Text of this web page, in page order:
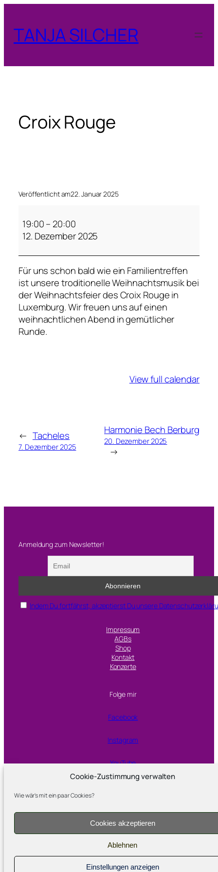
Cookie-Zustimmung verwalten
Wie wär's mit ein paar Cookies?
Cookies akzeptieren
Ablehnen
Einstellungen anzeigen
springen
TANJA SILCHER
Croix Rouge
Veröffentlicht am22. Januar 2025
o
x
R
o
u
g
e
19:00– 20:00
12. Dezember 2025
Für uns schon bald wie ein Familientreffen
ist unsere troditionelle Weihnachtsmusik bei
der Weihnachtsfeier des Croix Rouge in
Luxemburg. Wir freuen uns auf einen
weihnachtlichen Abend in gemütlicher
Runde.
View full calendar
← Tacheles
7. Dezember 2025
Harmonie Bech Berburg
20. Dezember 2025
→
Anmeldung zum Newsletter!
Indem Du fortfährst, akzeptierst Du unsere
Impressum
AGBs
Shop
Kontakt
Konzerte
Folge mir
Facebook
Instagram
YouTube
Proudly powered by